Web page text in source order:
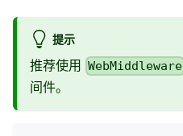
提示
推荐使用 WebMiddleware
间件。